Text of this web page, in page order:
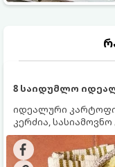
8 საიდუმლო
იდეალური
კერძია,
ფერით. მისი
არსებობს
იცოდეთ, რომ პიურე